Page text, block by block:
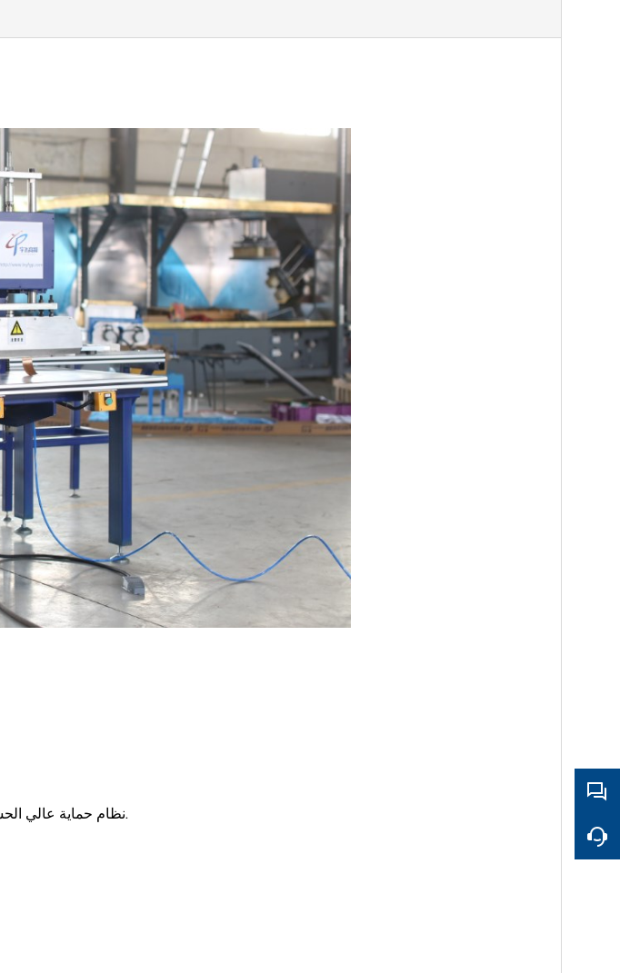
نظام حماية عالي الحساسية للشرر ، يحسن معدل تأهيل المنتج ، يحمي القالب وقطعة العمل من أضرار الحريق.